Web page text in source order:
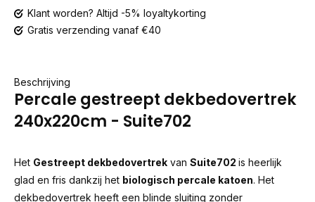
Klant worden? Altijd -5% loyaltykorting
Gratis verzending vanaf €40
Beschrijving
Percale gestreept dekbedovertrek
240x220cm - Suite702
Het Gestreept dekbedovertrek van Suite702 is heerlijk
glad en fris dankzij het biologisch percale katoen. Het
dekbedovertrek heeft een blinde sluiting zonder